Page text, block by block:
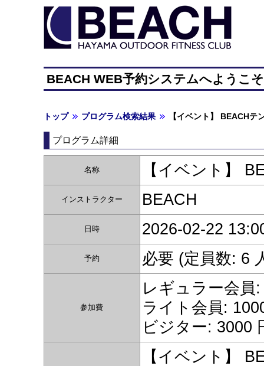
BEACH WEB予約システムへようこ
トップ プログラム検索結果 【イベント】 BEACHテ
プログラム詳細
名称 【イベント】
インストラクター BEACH
日時 2026-02-22
予約 必要 (定員数: 6
参加費
レギュラー会員
ライト会員:
ビジター: 3000
【イベント】